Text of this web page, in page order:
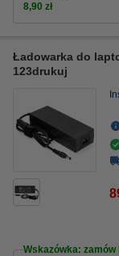
8,90 zł
Ładowarka do
123drukuj
Wskazówka: